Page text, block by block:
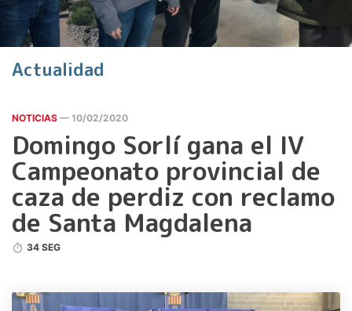
Actualidad
NOTICIAS — 10/02/2020
Domingo Sorlí gana el IV
Campeonato provincial de
caza de perdiz con reclamo
de Santa Magdalena
34 SEG